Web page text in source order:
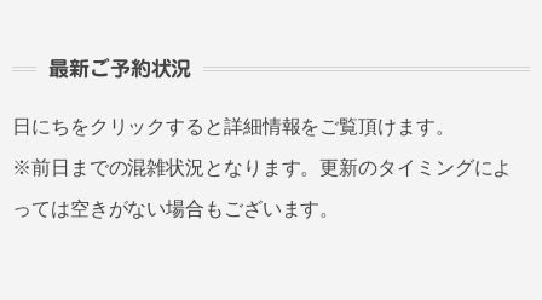
最新ご予約状況
日にちをクリックすると詳細情報をご覧頂けます。
※前日までの混雑状況となります。更新のタイミングによ
っては空きがない場合もございます。